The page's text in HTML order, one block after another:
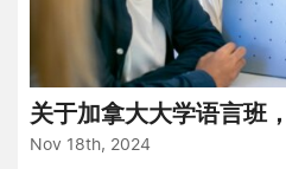
关于加拿大大学语言班
Nov 18th, 2024